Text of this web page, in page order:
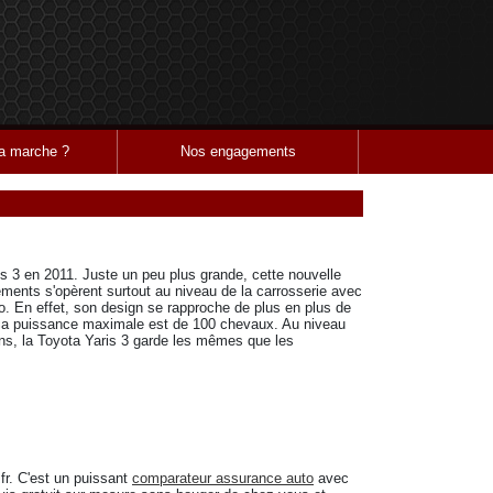
marche ? Nos engagements
3 en 2011. Juste un peu plus grande, cette nouvelle
s'opèrent surtout au niveau de la carrosserie avec
En effet, son design se rapproche de plus en plus de
puissance maximale est de 100 chevaux. Au niveau
la Toyota Yaris 3 garde les mêmes que les
C'est un puissant comparateur assurance auto avec